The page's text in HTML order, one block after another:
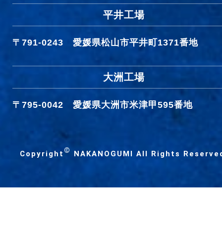
平井工場
〒791-0243 愛媛県松山市平井町1371番地
大洲工場
〒795-0042 愛媛県大洲市米津甲595番地
Copyright © NAKANOGUMI All Rights